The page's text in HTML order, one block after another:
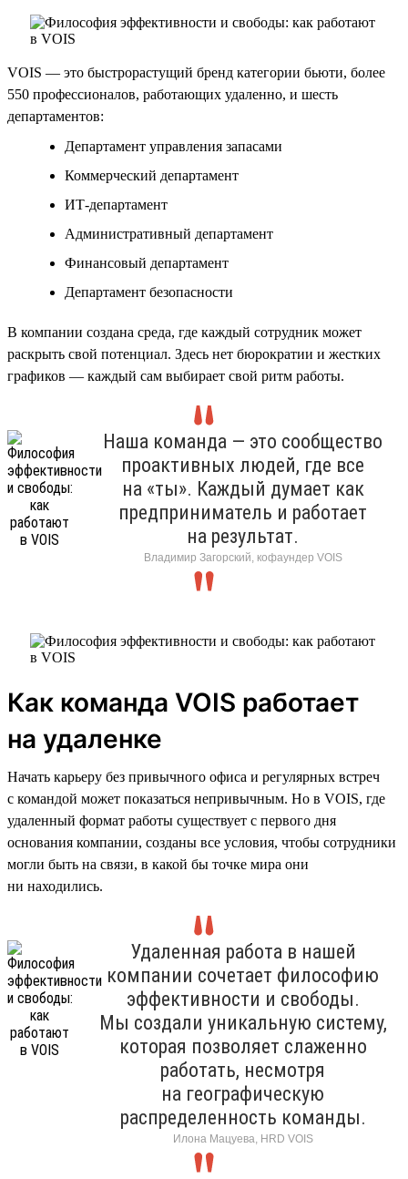
VOIS — это быстрорастущий бренд категории бьюти, более
550 профессионалов, работающих удаленно, и шесть
департаментов:
Департамент управления запасами
Коммерческий департамент
ИТ-департамент
Административный департамент
Финансовый департамент
Департамент безопасности
В компании создана среда, где каждый сотрудник может
раскрыть свой потенциал. Здесь нет бюрократии и жестких
графиков — каждый сам выбирает свой ритм работы.
Наша команда — это сообщество
проактивных людей, где все
на «ты». Каждый думает как
предприниматель и работает
на результат.
Владимир Загорский, кофаундер VOIS
Как команда VOIS работает
на удаленке
Начать карьеру без привычного офиса и регулярных встреч
с командой может показаться непривычным. Но в VOIS, где
удаленный формат работы существует с первого дня
основания компании, созданы все условия, чтобы сотрудники
могли быть на связи, в какой бы точке мира они
ни находились.
Удаленная работа в нашей
компании сочетает философию
эффективности и свободы.
Мы создали уникальную систему,
которая позволяет слаженно
работать, несмотря
на географическую
распределенность команды.
Илона Мацуева, HRD VOIS